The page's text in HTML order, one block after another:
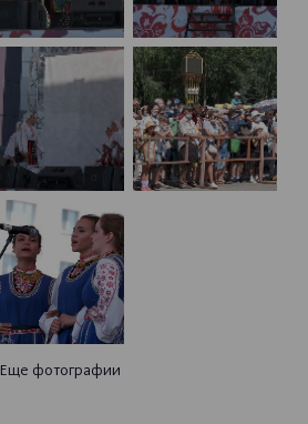
Еще фотографии